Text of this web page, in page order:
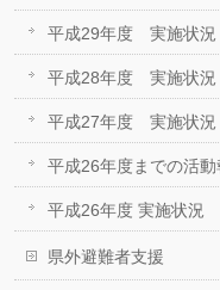
平成29年度 実施状況
平成28年度 実施状況
平成27年度 実施状況
平成26年度までの活動
平成26年度 実施状況
県外避難者支援